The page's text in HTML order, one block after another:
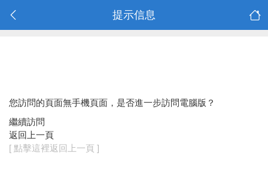
提示信息
您訪問的頁面無手機頁面，是否進一步訪問電腦版？
繼續訪問
返回上一頁
[ 點擊這裡返回上一頁 ]